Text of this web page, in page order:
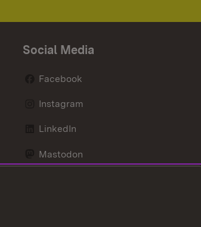
Social Media
Facebook
Instagram
LinkedIn
Mastodon